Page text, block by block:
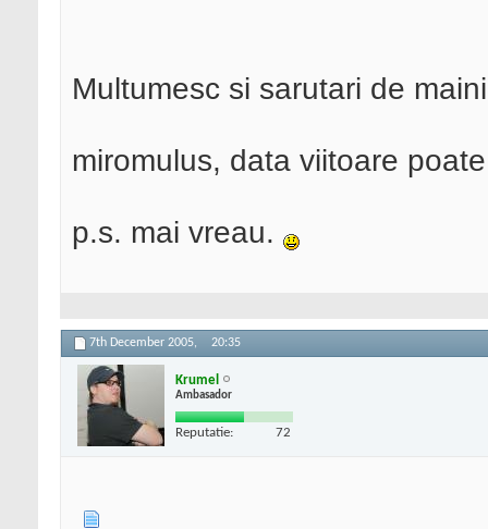
Multumesc si sarutari de
miromulus, data viitoare
p.s. mai vreau.
7th December 2005, 20:35
Krumel
Ambasador
Reputatie: 72